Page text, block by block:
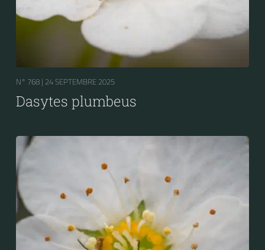
N° 768 | 24 SEPTEMBRE 2025
Dasytes plumbeus